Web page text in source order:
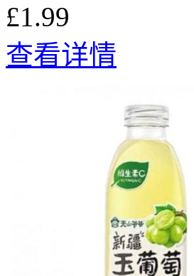
£1.99
查看详情